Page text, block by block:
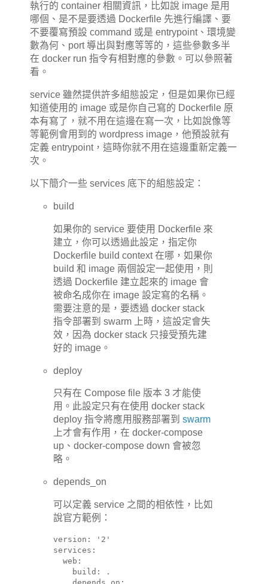
執行的 container 相關資訊，比如說 image 是用
哪個、是不是要透過 Dockerfile 先進行編譯、要
不要覆寫預設 command 或是 entrypoint、環境變
數為何、port 導出與對應等等的，這些參數多半
在 docker run 指令有相對應的參數。可以參照著
看。
service 雖然提供許多組態設定，但是如果你已經
知道使用的 image 或是你自己寫的 Dockerfile 原
本有寫了，就不用在這邊在寫一次，比如說像等
等範例會用到的 wordpress image，他預設就有
定義 entrypoint，這時你就不用在這邊重新定義一
次。
以下簡介一些 services 底下的組態設定：
build
如果你的 service 要使用 Dockerfile 來
建立，你可以透過此設定，指定你
Dockerfile build context 在哪，如果你
build 和 image 兩個設定一起使用，則
透過 Dockerfile 建立起來的 image 會
被命名成你在 image 設定寫的名稱。
需要注意的是，要透過 docker stack
指令部署到 swarm 上時，這設定會失
效，因為 docker stack 只接受預先建
好的 image。
deploy
只有在 Compose file 版本 3 才能使
用。此設定只有在使用 docker stack
deploy 指令將應用服務部署到swarm
上才會有作用，在 docker-compose
up、docker-compose down 會被忽
略。
depends_on
可以定義 service 之間的相依性，比如
說官方範例：
version: '2'
services:
  web:
    build: .